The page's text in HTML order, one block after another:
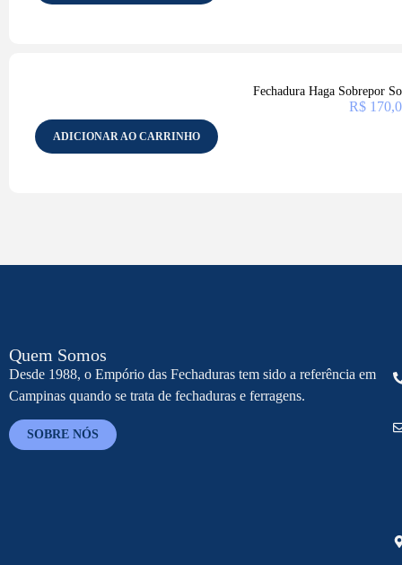
Fechadura Haga Sobrepor
R$
ADICIONAR AO CARRINHO
Quem Somos
Desde 1988, o Empório das Fechaduras tem sido a referência em
Campinas quando se trata de fechaduras e ferragens.
SOBRE NÓS